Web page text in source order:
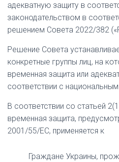
адекватную защиту в
законодательством в
решением Совета 2022/382
Решение Совета
конкретные группы лиц, на
временная защита или
соответствии с
В соответствии со статьей
временная защита,
2001/55/ЕС, применяется к
Граждане Украины,